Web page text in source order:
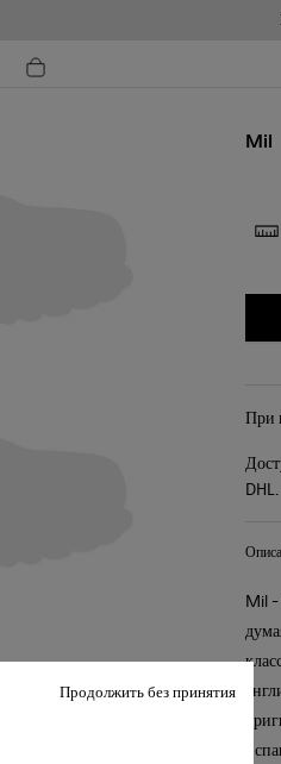
Продолжить без принятия
Mil
При
DHL.
Mil -